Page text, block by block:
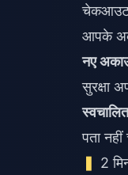
चेकआउट
आपके
नए
सुरक्षा
पता
2